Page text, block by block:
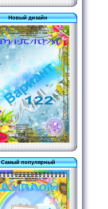
Новый дизайн
Самый популярный